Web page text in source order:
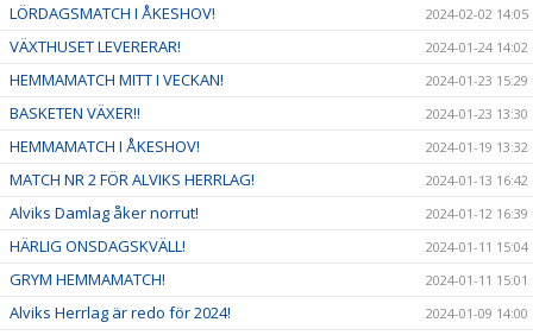
LÖRDAGSMATCH I ÅKESHOV! 2024-02-02 14:05
VÄXTHUSET LEVERERAR! 2024-01-24 14:02
HEMMAMATCH MITT I VECKAN! 2024-01-23 15:29
BASKETEN VÄXER!! 2024-01-23 13:30
HEMMAMATCH I ÅKESHOV! 2024-01-19 13:32
MATCH NR 2 FÖR ALVIKS HERRLAG! 2024-01-13 16:42
Alviks Damlag åker norrut! 2024-01-12 16:39
HÄRLIG ONSDAGSKVÄLL! 2024-01-11 15:04
GRYM HEMMAMATCH! 2024-01-11 15:01
Alviks Herrlag är redo för 2024!
2024-01-09 14:00